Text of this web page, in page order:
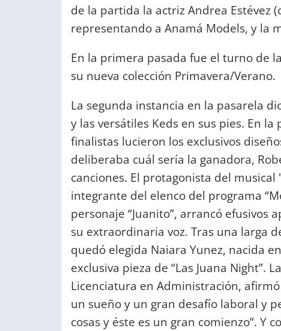
de la partida la actriz Andrea Estévez
representando a Anamá Models, y la
En la primera pasada fue el turno de
su nueva colección Primavera/Verano.
La segunda instancia en la pasarela
y las versátiles Keds en sus pies. En
finalistas lucieron los exclusivos
deliberaba cuál sería la ganadora,
canciones. El protagonista del
integrante del elenco del programa
personaje “Juanito”, arrancó efusivos
su extraordinaria voz. Tras una larga
quedó elegida Naiara Yunez, nacida
exclusiva pieza de “Las Juana Night”.
Licenciatura en Administración,
un sueño y un gran desafío laboral y
cosas y éste es un gran comienzo”. Y